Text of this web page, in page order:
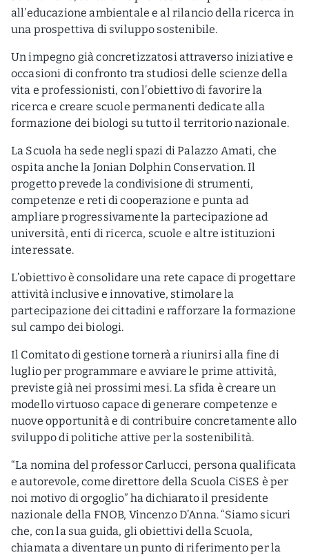
all’educazione ambientale e al rilancio della ricerca in
una prospettiva di sviluppo sostenibile.
Un impegno già concretizzatosi attraverso iniziative e
occasioni di confronto tra studiosi delle scienze della
vita e professionisti, con l’obiettivo di favorire la
ricerca e creare scuole permanenti dedicate alla
formazione dei biologi su tutto il territorio nazionale.
La Scuola ha sede negli spazi di Palazzo Amati, che
ospita anche la Jonian Dolphin Conservation. Il
progetto prevede la condivisione di strumenti,
competenze e reti di cooperazione e punta ad
ampliare progressivamente la partecipazione ad
università, enti di ricerca, scuole e altre istituzioni
interessate.
L’obiettivo è consolidare una rete capace di progettare
attività inclusive e innovative, stimolare la
partecipazione dei cittadini e rafforzare la formazione
sul campo dei biologi.
Il Comitato di gestione tornerà a riunirsi alla fine di
luglio per programmare e avviare le prime attività,
previste già nei prossimi mesi. La sfida è creare un
modello virtuoso capace di generare competenze e
nuove opportunità e di contribuire concretamente allo
sviluppo di politiche attive per la sostenibilità.
“La nomina del professor Carlucci, persona qualificata
e autorevole, come direttore della Scuola CiSES è per
noi motivo di orgoglio” ha dichiarato il presidente
nazionale della FNOB, Vincenzo D’Anna. “Siamo sicuri
che, con la sua guida, gli obiettivi della Scuola,
chiamata a diventare un punto di riferimento per la